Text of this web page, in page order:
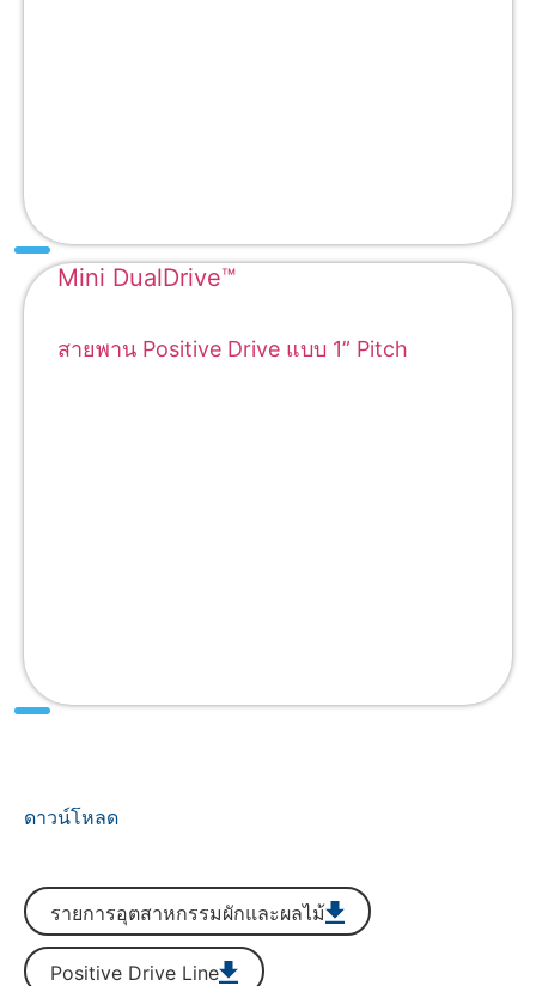
Mini DualDrive™
สายพาน Positive Drive แบบ 1” Pitch
ดาวน์โหลด
รายการอุตสาหกรรมผักและผลไม้
Positive Drive Line